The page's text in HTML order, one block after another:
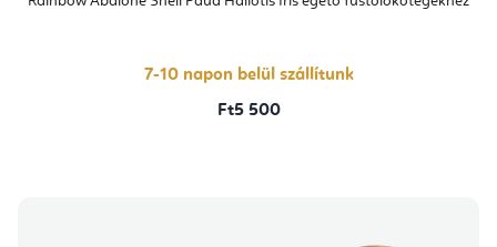
értékelése
csillag.
7-10 napon belül szállítunk
Ft5 500